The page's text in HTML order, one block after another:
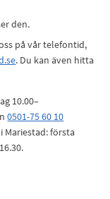
den.
på vår telefontid,
. Du kan även hitta
10.00–
0501-75 60 10
Mariestad: första